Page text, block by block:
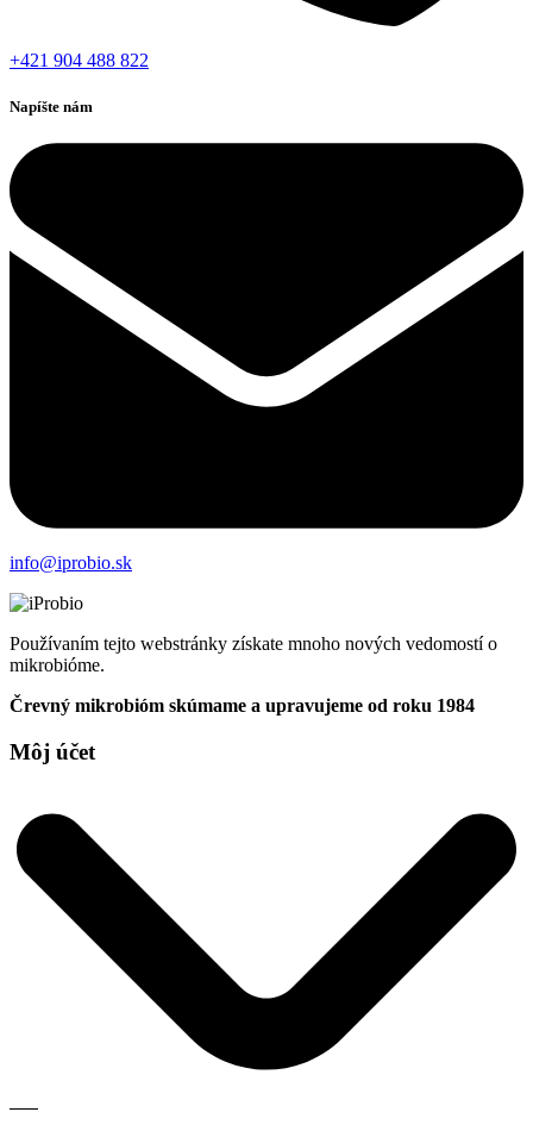
+421 904 488 822
Napíšte nám
info@iprobio.sk
Používaním tejto webstránky získate mnoho nových vedomostí o
mikrobióme.
Črevný mikrobióm skúmame a upravujeme od roku 1984
Môj účet